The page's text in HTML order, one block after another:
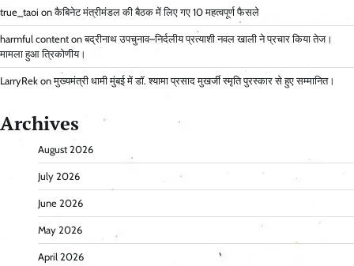
true_taoi onकैबिनेट मंत्रीमंडल की बैठक में लिए गए 10 महत्वपूर्ण फैसले
harmful content onबद्रीनाथ उपचुनाव–निर्दलीय प्रत्याशी नवल खाली ने प्रचार किया तेज।
मामला हुआ त्रिकोणीय।
LarryRek onमुख्यमंत्री धामी मुंबई में डॉ. श्यामा प्रसाद मुखर्जी स्मृति पुरस्कार से हुए सम्मानित।
Archives
August 2026
July 2026
June 2026
May 2026
April 2026